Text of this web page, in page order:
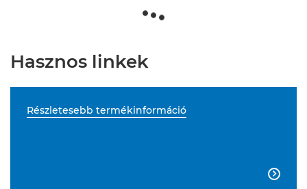
Hasznos linkek
Részletesebb termékinformáció
